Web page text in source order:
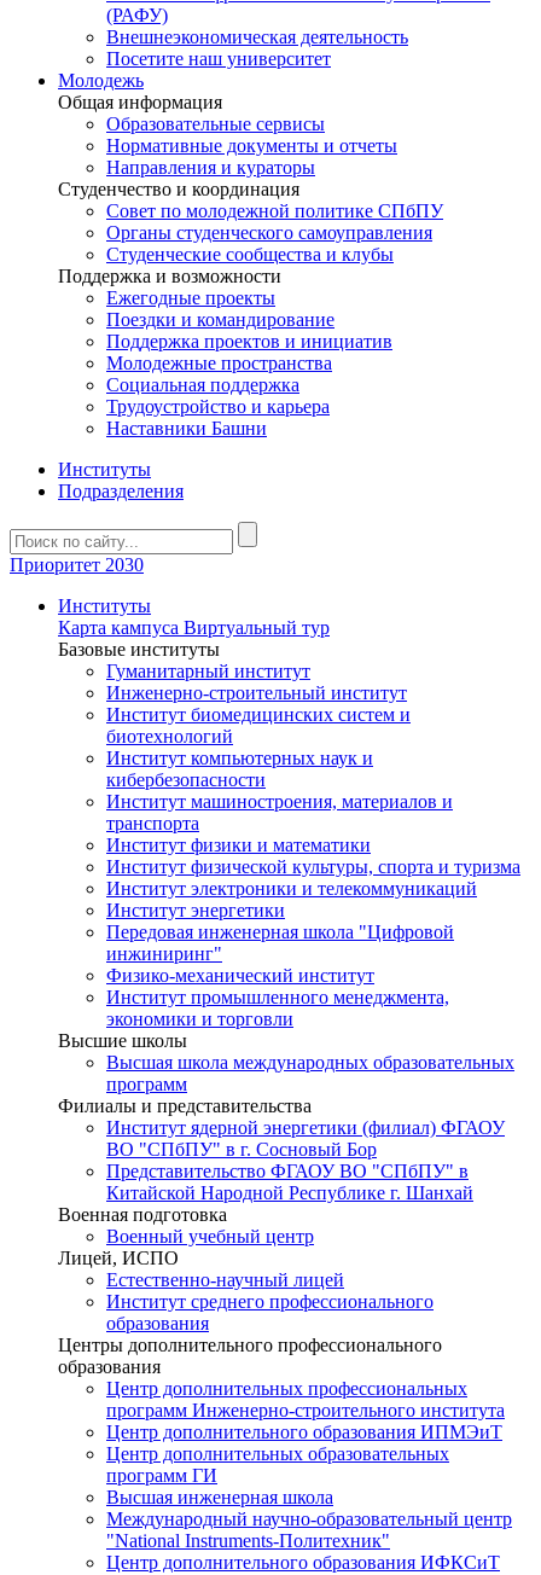
(РАФУ)
Внешнеэкономическая деятельность
Посетите наш университет
Молодежь
Общая информация
Образовательные сервисы
Нормативные документы и отчеты
Направления и кураторы
Студенчество и координация
Совет по молодежной политике СПбПУ
Органы студенческого самоуправления
Студенческие сообщества и клубы
Поддержка и возможности
Ежегодные проекты
Поездки и командирование
Поддержка проектов и инициатив
Молодежные пространства
Социальная поддержка
Трудоустройство и карьера
Наставники Башни
Институты
Подразделения
Приоритет 2030
Институты
Карта кампуса Виртуальный тур
Базовые институты
Гуманитарный институт
Инженерно-строительный институт
Институт биомедицинских систем и
биотехнологий
Институт компьютерных наук и
кибербезопасности
Институт машиностроения, материалов и
транспорта
Институт физики и математики
Институт физической культуры, спорта и туризма
Институт электроники и телекоммуникаций
Институт энергетики
Передовая инженерная школа "Цифровой
инжиниринг"
Физико-механический институт
Институт промышленного менеджмента,
экономики и торговли
Высшие школы
Высшая школа международных образовательных
программ
Филиалы и представительства
Институт ядерной энергетики (филиал) ФГАОУ
ВО "СПбПУ" в г. Сосновый Бор
Представительство ФГАОУ ВО "СПбПУ" в
Китайской Народной Республике г. Шанхай
Военная подготовка
Военный учебный центр
Лицей, ИСПО
Естественно-научный лицей
Институт среднего профессионального
образования
Центры дополнительного профессионального
образования
Центр дополнительных профессиональных
программ Инженерно-строительного института
Центр дополнительного образования ИПМЭиТ
Центр дополнительных образовательных
программ ГИ
Высшая инженерная школа
Международный научно-образовательный центр
"National Instruments-Политехник"
Центр дополнительного образования ИФКСиТ